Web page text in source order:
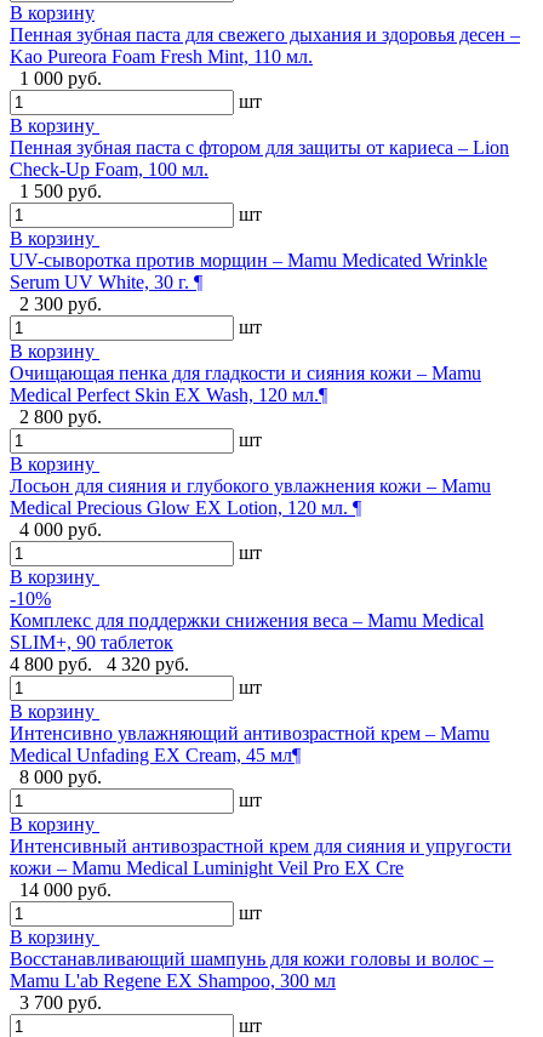
В корзину
Пенная зубная паста для свежего дыхания и здоровья десен –
Kao Pureora Foam Fresh Mint, 110 мл.
1 000 руб.
шт
В корзину
Пенная зубная паста с фтором для защиты от кариеса – Lion
Check-Up Foam, 100 мл.
1 500 руб.
шт
В корзину
UV-сыворотка против морщин – Mamu Medicated Wrinkle
Serum UV White, 30 г. ¶
2 300 руб.
шт
В корзину
Очищающая пенка для гладкости и сияния кожи – Mamu
Medical Perfect Skin EX Wash, 120 мл.¶
2 800 руб.
шт
В корзину
Лосьон для сияния и глубокого увлажнения кожи – Mamu
Medical Precious Glow EX Lotion, 120 мл. ¶
4 000 руб.
шт
В корзину
-10%
Комплекс для поддержки снижения веса – Mamu Medical
SLIM+, 90 таблеток
4 800 руб.
4 320 руб.
шт
В корзину
Интенсивно увлажняющий антивозрастной крем – Mamu
Medical Unfading EX Cream, 45 мл¶
8 000 руб.
шт
В корзину
Интенсивный антивозрастной крем для сияния и упругости
кожи – Mamu Medical Luminight Veil Pro EX Cre
14 000 руб.
шт
В корзину
Восстанавливающий шампунь для кожи головы и волос –
Mamu L'ab Regene EX Shampoo, 300 мл
3 700 руб.
шт